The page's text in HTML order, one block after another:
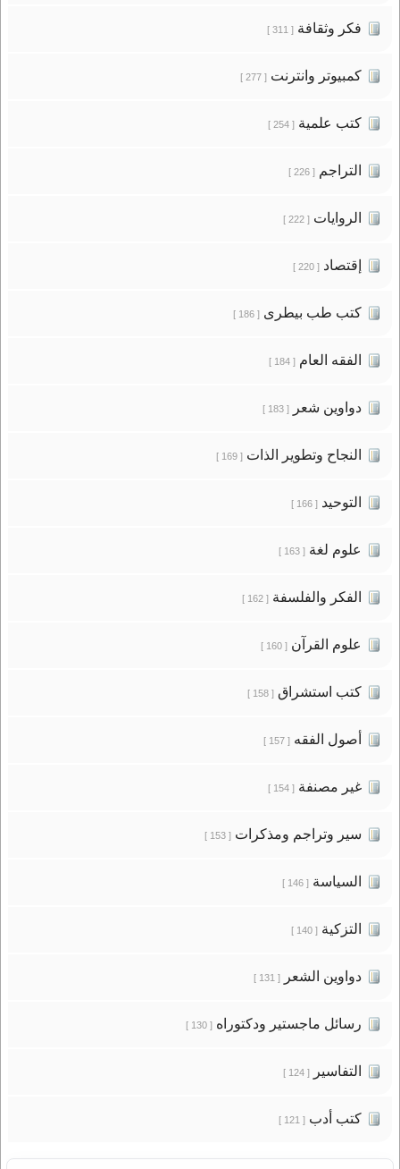
فكر وثقافة[ 311 ]
كمبيوتر وانترنت[ 277 ]
كتب علمية[ 254 ]
التراجم[ 226 ]
الروايات[ 222 ]
إقتصاد[ 220 ]
كتب طب بيطرى[ 186 ]
الفقه العام[ 184 ]
دواوين شعر[ 183 ]
النجاح وتطوير الذات[ 169 ]
التوحيد[ 166 ]
علوم لغة[ 163 ]
الفكر والفلسفة[ 162 ]
علوم القرآن[ 160 ]
كتب استشراق[ 158 ]
أصول الفقه[ 157 ]
غير مصنفة[ 154 ]
سير وتراجم ومذكرات[ 153 ]
السياسة[ 146 ]
التزكية[ 140 ]
دواوين الشعر[ 131 ]
رسائل ماجستير ودكتوراه[ 130 ]
التفاسير[ 124 ]
كتب أدب[ 121 ]